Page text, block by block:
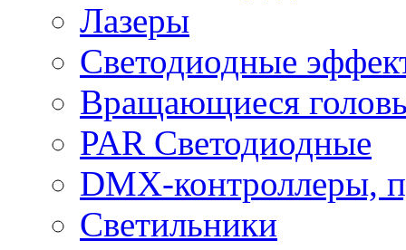
Лазеры
Светодиодные
Вращающиеся
PAR Светодиодные
DMX-контроллеры,
Светильники